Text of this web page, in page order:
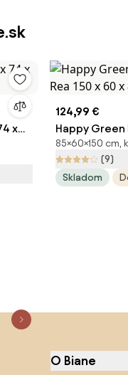
x
124,99 €
Happy
Rea 150 x 60
85×60×150 cm,
(9)
Skladom
O Biane